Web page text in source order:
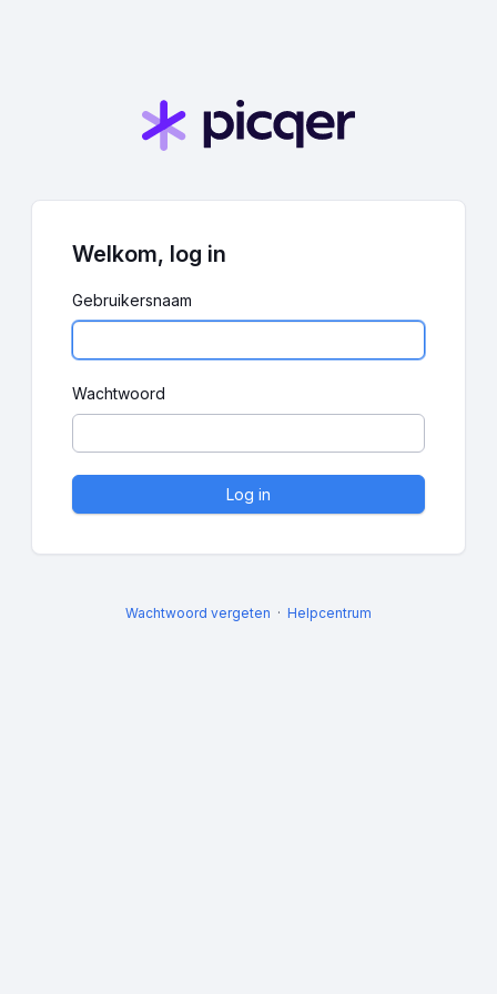
Welkom, log in
Gebruikersnaam
Wachtwoord
Log in
Wachtwoord vergeten Helpcentrum